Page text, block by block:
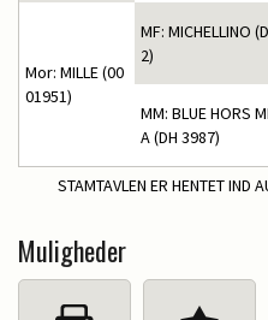
Mor: MILLE (00
01951)
MF: MICHELLINO
2)
MM: BLUE HORS
A (DH 3987)
STAMTAVLEN ER HENTET IND
Muligheder